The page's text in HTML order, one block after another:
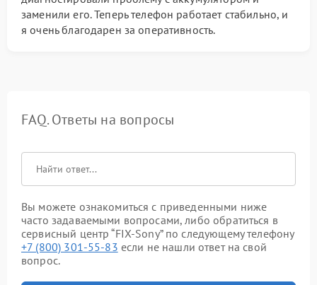
заменили его. Теперь телефон работает стабильно, и
я очень благодарен за оперативность.
FAQ. Ответы на вопросы
Вы можете ознакомиться с приведенными ниже
часто задаваемыми вопросами, либо обратиться в
сервисный центр “FIX-Sony” по следующему телефону
+7 (800) 301-55-83 если не нашли ответ на свой
вопрос.